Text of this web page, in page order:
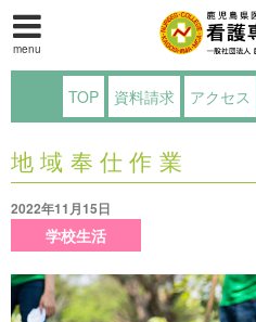
menu
TOP 資料請求 アクセス
地域奉仕作業
2022年11月15日
学校生活